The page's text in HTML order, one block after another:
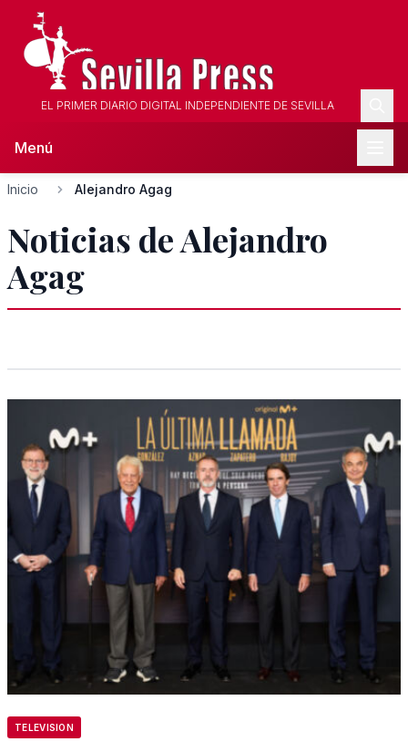
EL PRIMER DIARIO DIGITAL INDEPENDIENTE DE SEVILLA
Menú
Inicio Alejandro Agag
Noticias de Alejandro
Agag
TELEVISION